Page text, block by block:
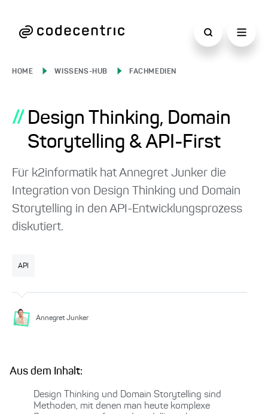
HOME WISSENS-HUB FACHMEDIEN
// Design Thinking, Domain
Storytelling & API-First
Für k2informatik hat Annegret Junker die
Integration von Design Thinking und Domain
Storytelling in den API-Entwicklungsprozess
diskutiert.
API
Annegret Junker
Aus dem Inhalt:
Design Thinking und Domain Storytelling sind
Methoden, mit denen man heute komplexe